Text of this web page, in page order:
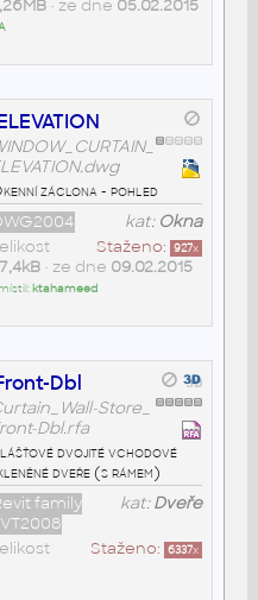
• ze dne 05.02.2015
záclona - pohled
kat: Okna
Staženo: 927x
• ze dne 09.02.2015
ktahameed
Dbl
Store_
Dbl.rfa
dvojité vchodové
dveře (s rámem)
kat:Dveře
family
Staženo: 6337x